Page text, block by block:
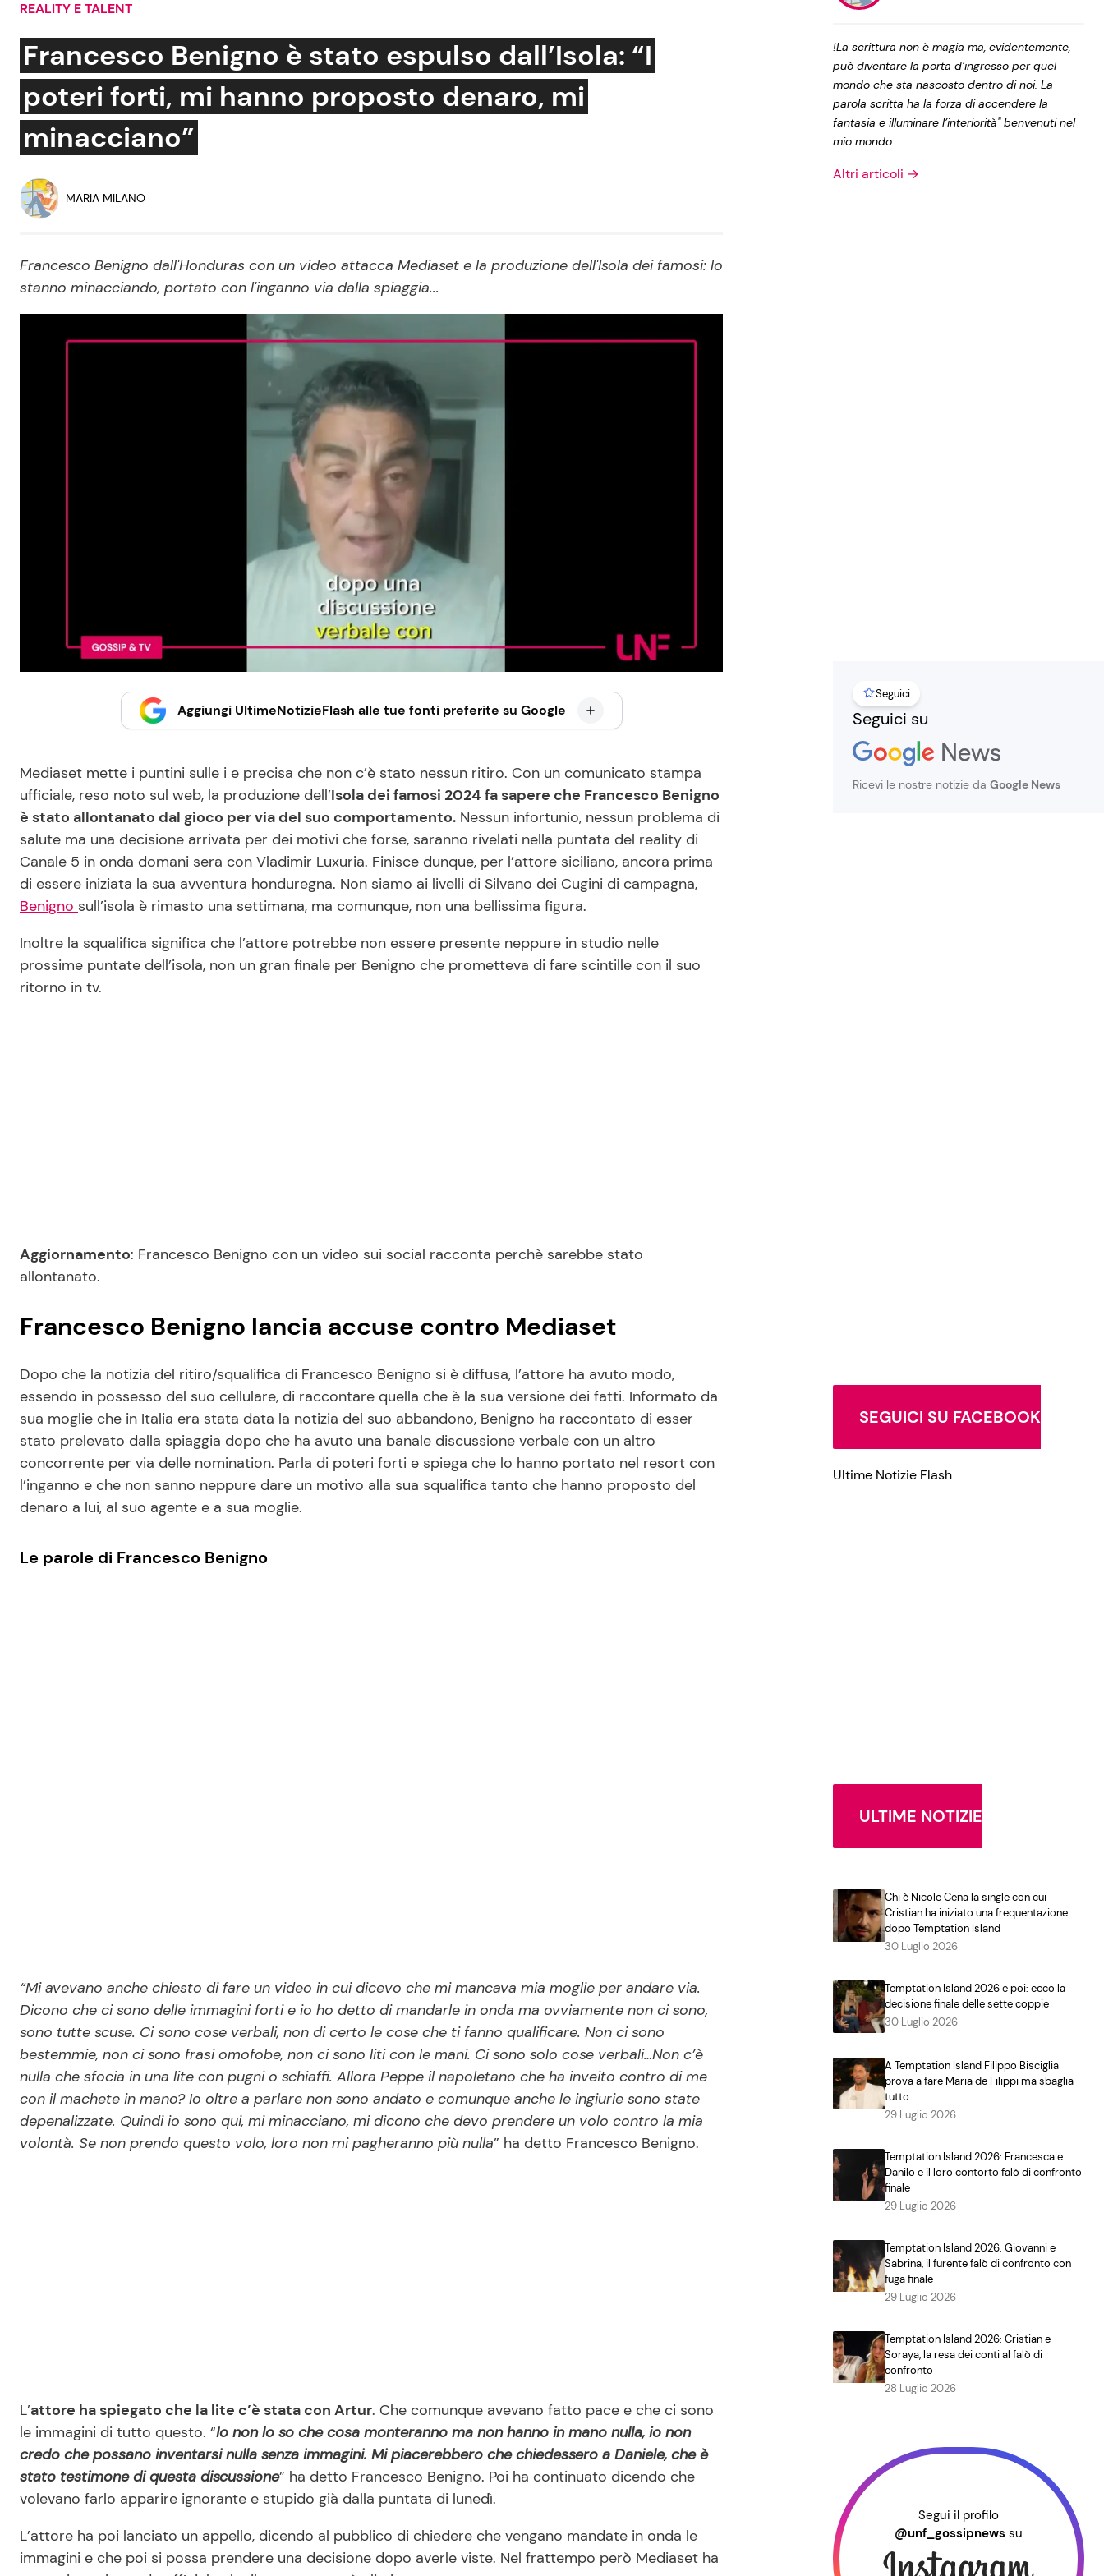
Social News
News dal mondo
Benessere
Salute
Festività
Cucina e Ricette
Ricette Facili e Veloci
Ricette per Bambini
Privacy Policy
REALITY E TALENT
Francesco Benigno è stato espulso dall’Isola: “I
poteri forti, mi hanno proposto denaro, mi
minacciano”
MARIA MILANO
Francesco Benigno dall'Honduras con un video attacca Mediaset e la produzione dell'Isola dei famosi: lo
stanno minacciando, portato con l'inganno via dalla spiaggia...
Aggiungi UltimeNotizieFlash alle tue fonti preferite su Google
Mediaset mette i puntini sulle i e precisa che non c’è stato nessun ritiro. Con un comunicato stampa
ufficiale, reso noto sul web, la produzione dell’Isola dei famosi 2024 fa sapere che Francesco Benigno
è stato allontanato dal gioco per via del suo comportamento. Nessun infortunio, nessun problema di
salute ma una decisione arrivata per dei motivi che forse, saranno rivelati nella puntata del reality di
Canale 5 in onda domani sera con Vladimir Luxuria. Finisce dunque, per l’attore siciliano, ancora prima
di essere iniziata la sua avventura honduregna. Non siamo ai livelli di Silvano dei Cugini di campagna,
Benigno sull’isola è rimasto una settimana, ma comunque, non una bellissima figura.
Inoltre la squalifica significa che l’attore potrebbe non essere presente neppure in studio nelle
prossime puntate dell’isola, non un gran finale per Benigno che prometteva di fare scintille con il suo
ritorno in tv.
Aggiornamento: Francesco Benigno con un video sui social racconta perchè sarebbe stato
allontanato.
Francesco Benigno lancia accuse contro Mediaset
Dopo che la notizia del ritiro/squalifica di Francesco Benigno si è diffusa, l’attore ha avuto modo,
essendo in possesso del suo cellulare, di raccontare quella che è la sua versione dei fatti. Informato da
sua moglie che in Italia era stata data la notizia del suo abbandono, Benigno ha raccontato di esser
stato prelevato dalla spiaggia dopo che ha avuto una banale discussione verbale con un altro
concorrente per via delle nomination. Parla di poteri forti e spiega che lo hanno portato nel resort con
l’inganno e che non sanno neppure dare un motivo alla sua squalifica tanto che hanno proposto del
denaro a lui, al suo agente e a sua moglie.
Le parole di Francesco Benigno
“Mi avevano anche chiesto di fare un video in cui dicevo che mi mancava mia moglie per andare via.
Dicono che ci sono delle immagini forti e io ho detto di mandarle in onda ma ovviamente non ci sono,
sono tutte scuse. Ci sono cose verbali, non di certo le cose che ti fanno qualificare. Non ci sono
bestemmie, non ci sono frasi omofobe, non ci sono liti con le mani. Ci sono solo cose verbali…Non c’è
nulla che sfocia in una lite con pugni o schiaffi. Allora Peppe il napoletano che ha inveito contro di me
con il machete in mano? Io oltre a parlare non sono andato e comunque anche le ingiurie sono state
depenalizzate. Quindi io sono qui, mi minacciano, mi dicono che devo prendere un volo contro la mia
volontà. Se non prendo questo volo, loro non mi pagheranno più nulla” ha detto Francesco Benigno.
L’attore ha spiegato che la lite c’è stata con Artur. Che comunque avevano fatto pace e che ci sono
le immagini di tutto questo. “Io non lo so che cosa monteranno ma non hanno in mano nulla, io non
credo che possano inventarsi nulla senza immagini. Mi piacerebbero che chiedessero a Daniele, che è
stato testimone di questa discussione” ha detto Francesco Benigno. Poi ha continuato dicendo che
volevano farlo apparire ignorante e stupido già dalla puntata di lunedì.
L’attore ha poi lanciato un appello, dicendo al pubblico di chiedere che vengano mandate in onda le
immagini e che poi si possa prendere una decisione dopo averle viste. Nel frattempo però Mediaset ha
!La scrittura non è magia ma, evidentemente,
può diventare la porta d’ingresso per quel
mondo che sta nascosto dentro di noi. La
parola scritta ha la forza di accendere la
fantasia e illuminare l’interiorità" benvenuti nel
mio mondo
Altri articoli →
Seguici
Seguici su
Ricevi le nostre notizie da Google News
SEGUICI SU FACEBOOK
Ultime Notizie Flash
ULTIME NOTIZIE
Chi è Nicole Cena la single con cui
Cristian ha iniziato una frequentazione
dopo Temptation Island
30 Luglio 2026
Temptation Island 2026 e poi: ecco la
decisione finale delle sette coppie
30 Luglio 2026
A Temptation Island Filippo Bisciglia
prova a fare Maria de Filippi ma sbaglia
tutto
29 Luglio 2026
Temptation Island 2026: Francesca e
Danilo e il loro contorto falò di confronto
finale
29 Luglio 2026
Temptation Island 2026: Giovanni e
Sabrina, il furente falò di confronto con
fuga finale
29 Luglio 2026
Temptation Island 2026: Cristian e
Soraya, la resa dei conti al falò di
confronto
28 Luglio 2026
Segui il profilo
@unf_gossipnews su